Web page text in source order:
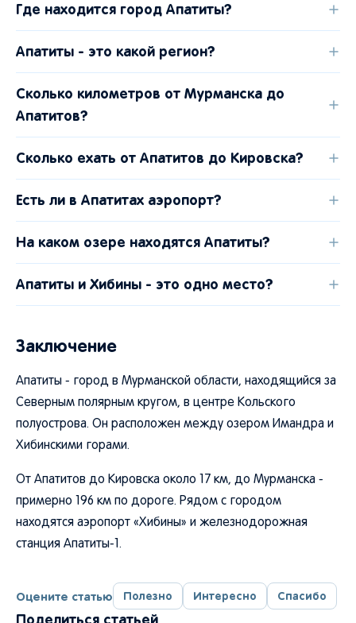
Где находится город Апатиты?
Апатиты - это какой регион?
Сколько километров от Мурманска до
Апатитов?
Сколько ехать от Апатитов до Кировска?
Есть ли в Апатитах аэропорт?
На каком озере находятся Апатиты?
Апатиты и Хибины - это одно место?
Заключение
Апатиты - город в Мурманской области, находящийся за
Северным полярным кругом, в центре Кольского
полуострова. Он расположен между озером Имандра и
Хибинскими горами.
От Апатитов до Кировска около 17 км, до Мурманска -
примерно 196 км по дороге. Рядом с городом
находятся аэропорт «Хибины» и железнодорожная
станция Апатиты-1.
Оцените статью Полезно Интересно Спасибо
Поделиться статьей